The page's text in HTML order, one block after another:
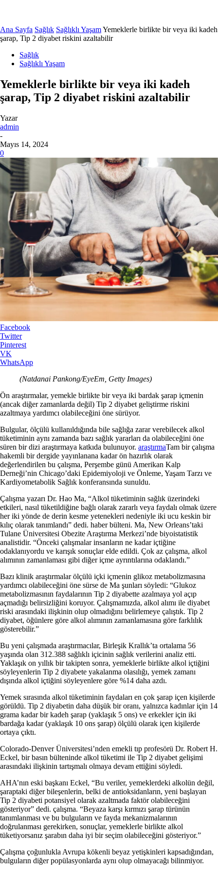
Ana Sayfa Sağlık Sağlıklı YaşamYemeklerle birlikte bir veya iki kadeh
şarap, Tip 2 diyabet riskini azaltabilir
Sağlık
Sağlıklı Yaşam
Yemeklerle birlikte bir veya iki kadeh
şarap, Tip 2 diyabet riskini azaltabilir
Yazar
admin
-
Mayıs 14, 2024
0
Facebook
Twitter
Pinterest
VK
WhatsApp
(Natdanai Pankong/EyeEm, Getty Images)
Ön araştırmalar, yemekle birlikte bir veya iki bardak şarap içmenin
(ancak diğer zamanlarda değil) Tip 2 diyabet geliştirme riskini
azaltmaya yardımcı olabileceğini öne sürüyor.
Bulgular, ölçülü kullanıldığında bile sağlığa zarar verebilecek alkol
tüketiminin aynı zamanda bazı sağlık yararları da olabileceğini öne
süren bir dizi araştırmaya katkıda bulunuyor. araştırmaTam bir çalışma
hakemli bir dergide yayınlanana kadar ön hazırlık olarak
değerlendirilen bu çalışma, Perşembe günü Amerikan Kalp
Derneği’nin Chicago’daki Epidemiyoloji ve Önleme, Yaşam Tarzı ve
Kardiyometabolik Sağlık konferansında sunuldu.
Çalışma yazarı Dr. Hao Ma, “Alkol tüketiminin sağlık üzerindeki
etkileri, nasıl tüketildiğine bağlı olarak zararlı veya faydalı olmak üzere
her iki yönde de derin kesme yetenekleri nedeniyle iki ucu keskin bir
kılıç olarak tanımlandı” dedi. haber bülteni. Ma, New Orleans’taki
Tulane Üniversitesi Obezite Araştırma Merkezi’nde biyoistatistik
analistidir. “Önceki çalışmalar insanların ne kadar içtiğine
odaklanıyordu ve karışık sonuçlar elde edildi. Çok az çalışma, alkol
alımının zamanlaması gibi diğer içme ayrıntılarına odaklandı.”
Bazı klinik araştırmalar ölçülü içki içmenin glikoz metabolizmasına
yardımcı olabileceğini öne sürse de Ma şunları söyledi: “Glukoz
metabolizmasının faydalarının Tip 2 diyabette azalmaya yol açıp
açmadığı belirsizliğini koruyor. Çalışmamızda, alkol alımı ile diyabet
riski arasındaki ilişkinin olup olmadığını belirlemeye çalıştık. Tip 2
diyabet, öğünlere göre alkol alımının zamanlamasına göre farklılık
gösterebilir.”
Bu yeni çalışmada araştırmacılar, Birleşik Krallık’ta ortalama 56
yaşında olan 312.388 sağlıklı içicinin sağlık verilerini analiz etti.
Yaklaşık on yıllık bir takipten sonra, yemeklerle birlikte alkol içtiğini
söyleyenlerin Tip 2 diyabete yakalanma olasılığı, yemek zamanı
dışında alkol içtiğini söyleyenlere göre %14 daha azdı.
Yemek sırasında alkol tüketiminin faydaları en çok şarap içen kişilerde
görüldü. Tip 2 diyabetin daha düşük bir oranı, yalnızca kadınlar için 14
grama kadar bir kadeh şarap (yaklaşık 5 ons) ve erkekler için iki
bardağa kadar (yaklaşık 10 ons şarap) ölçülü olarak içen kişilerde
ortaya çıktı.
Colorado-Denver Üniversitesi’nden emekli tıp profesörü Dr. Robert H.
Eckel, bir basın bülteninde alkol tüketimi ile Tip 2 diyabet gelişimi
arasındaki ilişkinin tartışmalı olmaya devam ettiğini söyledi.
AHA’nın eski başkanı Eckel, “Bu veriler, yemeklerdeki alkolün değil,
şaraptaki diğer bileşenlerin, belki de antioksidanların, yeni başlayan
Tip 2 diyabeti potansiyel olarak azaltmada faktör olabileceğini
gösteriyor” dedi. çalışma. “Beyaza karşı kırmızı şarap türünün
tanımlanması ve bu bulguların ve fayda mekanizmalarının
doğrulanması gerekirken, sonuçlar, yemeklerle birlikte alkol
tüketiyorsanız şarabın daha iyi bir seçim olabileceğini gösteriyor.”
Çalışma çoğunlukla Avrupa kökenli beyaz yetişkinleri kapsadığından,
bulguların diğer popülasyonlarda aynı olup olmayacağı bilinmiyor.